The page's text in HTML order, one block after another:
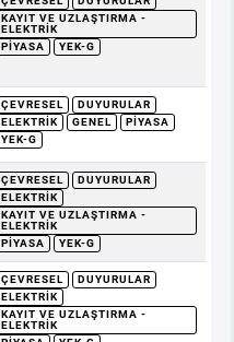
KAYIT VE UZLAŞTIRMA -
ELEKTRIK
PIYASA
YEK-G
ÇEVRESEL
DUYURULAR
ELEKTRIK
GENEL
PIYASA
YEK-G
ÇEVRESEL
DUYURULAR
ELEKTRIK
KAYIT VE UZLAŞTIRMA -
ELEKTRIK
PIYASA
YEK-G
ÇEVRESEL
DUYURULAR
ELEKTRIK
KAYIT VE UZLAŞTIRMA -
ELEKTRIK